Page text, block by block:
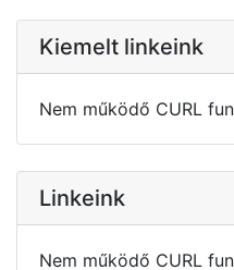
Kiemelt linkeink
Nem működő CURL
Linkeink
Nem működő CURL